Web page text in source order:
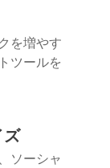
を増やす
ツールを
ズ
ソーシャ